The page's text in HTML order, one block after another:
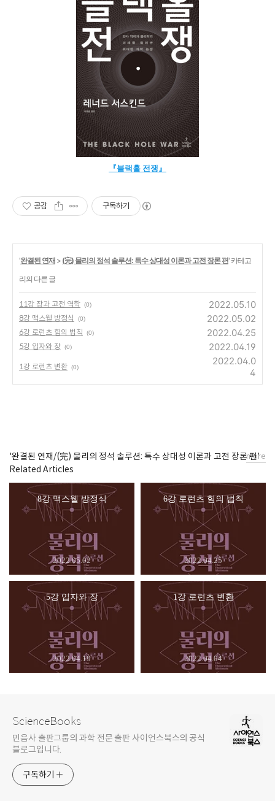
『블랙홀 전쟁』
공감 구독하기
'완결된 연재 > (完) 물리의 정석 솔루션: 특수 상대성 이론과 고전 장론 편' 카테고
리의 다른 글
11강 장과 고전 역학 (0) 2022.05.10
8강 맥스웰 방정식 (0) 2022.05.02
6강 로런츠 힘의 법칙 (0) 2022.04.25
5강 입자와 장 (0) 2022.04.19
1강 로런츠 변환 (0)
2022.04.0
4
'완결된 연재/(完) 물리의 정석 솔루션: 특수 상대성 이론과 고전 장론 편'
Related Articles
8강 맥스웰 방정식
2022.05.02
6강 로런츠 힘의 법칙
2022.04.25
5강 입자와 장
2022.04.19
1강 로런츠 변환
2022.04.04
more
ScienceBooks
민음사 출판그룹의 과학 전문 출판 사이언스북스의 공식
블로그입니다.
구독하기